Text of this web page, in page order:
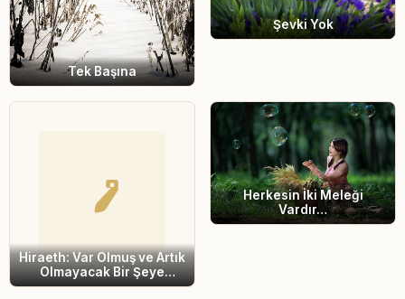
Tek Başına
Şevki Yok
Hiraeth: Var Olmuş ve Artık
Olmayacak Bir Şeye
Duyulan Özlem
Herkesin İki Meleği
Vardır…